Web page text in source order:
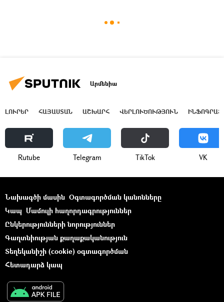
Արմենիա
ԼՈՒՐԵՐ ՀԱՅԱՍՏԱՆ ԱՇԽԱՐՀ ՎԵՐԼՈՒԾՈՒԹՅՈՒՆ
Rutube Telegram ТikТоk VK
Նախագծի մասին Օգտագործման կանոնները
Կապ Մամուլի հաղորդագրություններ
Ընկերությունների նորություններ
Գաղտնիության քաղաքականություն
Տեղեկանիշի (cookie) օգտագործման
Հետադարձ կապ